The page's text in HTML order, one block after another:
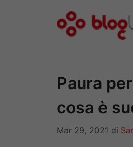
Paura
cosa è
Mar 29, 2021 di